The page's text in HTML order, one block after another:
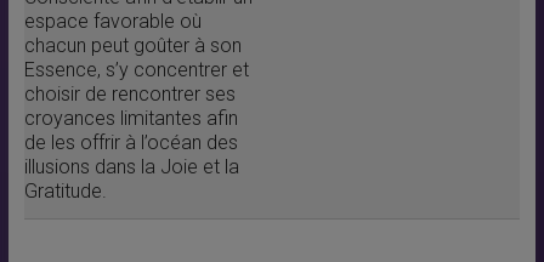
espace favorable où
chacun peut goûter à son
Essence, s’y concentrer et
choisir de rencontrer ses
croyances limitantes afin
de les offrir à l’océan des
illusions dans la Joie et la
Gratitude.